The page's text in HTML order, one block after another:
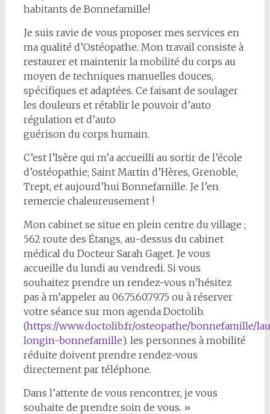
habitants de Bonnefamille!
Je suis ravie de vous proposer mes services en
ma qualité d’Ostéopathe. Mon travail consiste à
restaurer et maintenir la mobilité du corps au
moyen de techniques manuelles douces,
spécifiques et adaptées. Ce faisant de soulager
les douleurs et rétablir le pouvoir d’auto
régulation et d’auto
guérison du corps humain.
C’est l’Isère qui m’a accueilli au sortir de l’école
d’ostéopathie; Saint Martin d’Hères, Grenoble,
Trept, et aujourd’hui Bonnefamille. Je l’en
remercie chaleureusement !
Mon cabinet se situe en plein centre du village ;
562 route des Étangs, au-dessus du cabinet
médical du Docteur Sarah Gaget. Je vous
accueille du lundi au vendredi. Si vous
souhaitez prendre un rendez-vous n’hésitez
pas à m’appeler au 06.75.60.79.75 ou à réserver
votre séance sur mon agenda Doctolib.
(https://www.doctolib.fr/osteopathe/bonnefamille/
longin-bonnefamille). les personnes à mobilité
réduite doivent prendre rendez-vous
directement par téléphone.
Dans l’attente de vous rencontrer, je vous
souhaite de prendre soin de vous. »